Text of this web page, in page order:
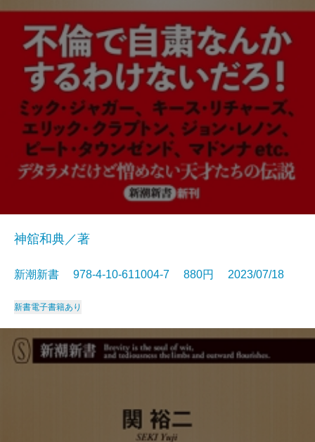
神舘和典／著
新潮新書 978-4-10-611004-7 880円 2023/07/18
新書電子書籍あり